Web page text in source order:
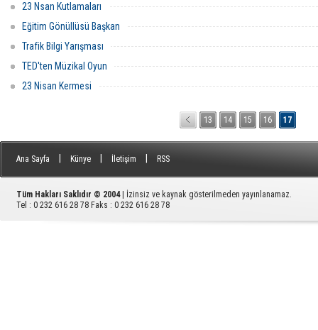
23 Nsan Kutlamaları
Eğitim Gönüllüsü Başkan
Trafik Bilgi Yarışması
TED'ten Müzikal Oyun
23 Nisan Kermesi
13 14 15 16 17
Ana Sayfa Künye İletişim RSS
Tüm Hakları Saklıdır © 2004
| İzinsiz ve kaynak gösterilmeden yayınlanamaz.
Tel : 0 232 616 28 78 Faks : 0 232 616 28 78